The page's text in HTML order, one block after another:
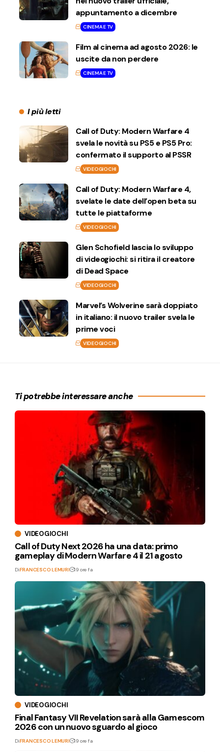
appuntamento a dicembre
CINEMA E TV
Film al cinema ad agosto 2026: le
uscite da non perdere
CINEMA E TV
I più letti
Call of Duty: Modern Warfare 4
svela le novità su PS5 e PS5 Pro:
confermato il supporto al PSSR
VIDEOGIOCHI
Call of Duty: Modern Warfare 4,
svelate le date dell’open beta su
tutte le piattaforme
VIDEOGIOCHI
Glen Schofield lascia lo sviluppo
di videogiochi: si ritira il creatore
di Dead Space
VIDEOGIOCHI
Marvel’s Wolverine sarà doppiato
in italiano: il nuovo trailer svela le
prime voci
VIDEOGIOCHI
Ti potrebbe interessare anche
VIDEOGIOCHI
Call of Duty Next 2026 ha una data: primo
gameplay di Modern Warfare 4 il 21 agosto
DiFRANCESCO LEMURI 19 ore fa
VIDEOGIOCHI
Final Fantasy VII Revelation sarà alla Gamescom
2026 con un nuovo sguardo al gioco
DiFRANCESCO LEMURI 19 ore fa